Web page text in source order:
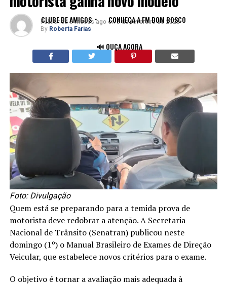
CLUBE DE AMIGOS CONHEÇA A FM DOM BOSCO
🔊 OUÇA AGORA
Published 6 meses ago on 3 de fevereiro de 2026
By Roberta Farias
Foto: Divulgação
Quem está se preparando para a temida prova de
motorista deve redobrar a atenção. A Secretaria
Nacional de Trânsito (Senatran) publicou neste
domingo (1º) o Manual Brasileiro de Exames de Direção
Veicular, que estabelece novos critérios para o exame.
O objetivo é tornar a avaliação mais adequada à